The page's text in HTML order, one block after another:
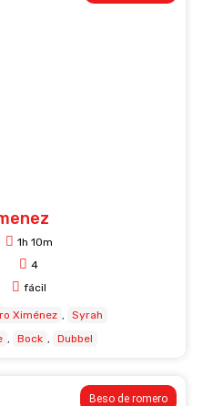
1h 10m
4
fácil
Ximénez
Syrah
Bock Dubbel
Beso de romero